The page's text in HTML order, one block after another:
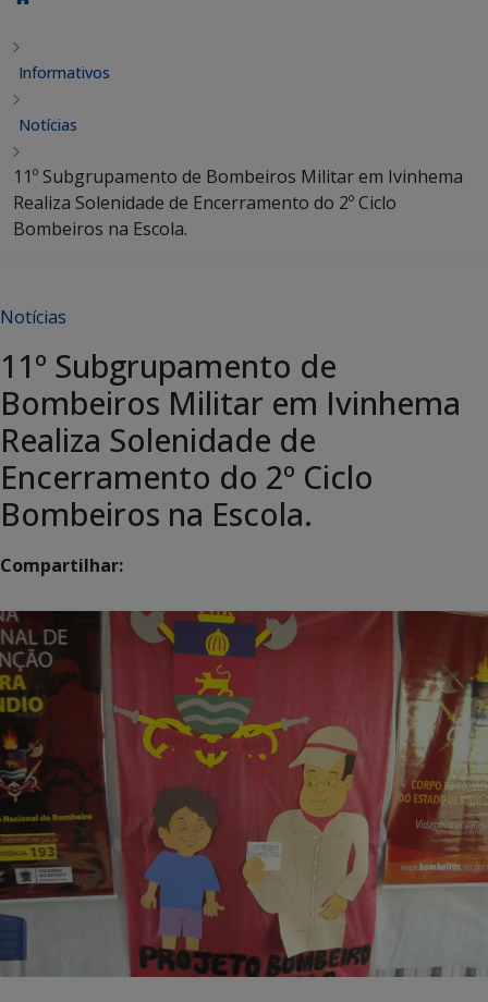
Informativos
Notícias
11º Subgrupamento de Bombeiros Militar em Ivinhema
Realiza Solenidade de Encerramento do 2º Ciclo
Bombeiros na Escola.
Notícias
11º Subgrupamento de
Bombeiros Militar em Ivinhema
Realiza Solenidade de
Encerramento do 2º Ciclo
Bombeiros na Escola.
Compartilhar: